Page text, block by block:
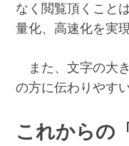
なく閲覧頂くこと
量化、高速化を実
また、文字の大
の方に伝わりやす
これからの